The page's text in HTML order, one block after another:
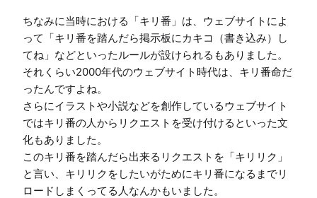
ちなみに当時における「キリ番」は、ウェブサイトによ
って「キリ番を踏んだら掲示板にカキコ（書き込み）し
てね」などといったルールが設けられるもありました。
それくらい2000年代のウェブサイト時代は、キリ番命だ
ったんですよね。
さらにイラストや小説などを創作しているウェブサイト
ではキリ番の人からリクエストを受け付けるといった文
化もありました。
このキリ番を踏んだら出来るリクエストを「キリリク」
と言い、キリリクをしたいがためにキリ番になるまでリ
ロードしまくってる人なんかもいました。